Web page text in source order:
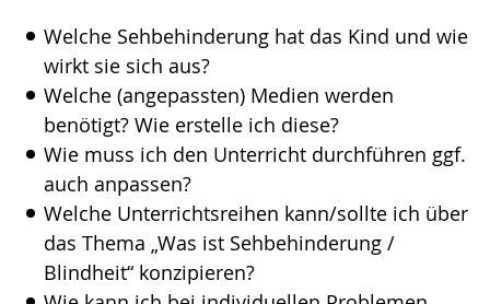
Welche Sehbehinderung hat das Kind und wie
wirkt sie sich aus?
Welche (angepassten) Medien werden
benötigt? Wie erstelle ich diese?
Wie muss ich den Unterricht durchführen ggf.
auch anpassen?
Welche Unterrichtsreihen kann/sollte ich über
das Thema „Was ist Sehbehinderung /
Blindheit“ konzipieren?